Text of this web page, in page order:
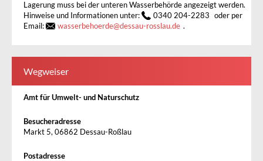
Lagerung muss bei der unteren Wasserbehörde angezeigt werden.
Hinweise und Informationen unter:
0340 204-2283 oder per
Email:
wasserbehoerde@dessau-rosslau.de .
Wegweiser
Amt für Umwelt- und Naturschutz
Besucheradresse
Markt 5, 06862 Dessau-Roßlau
Postadresse